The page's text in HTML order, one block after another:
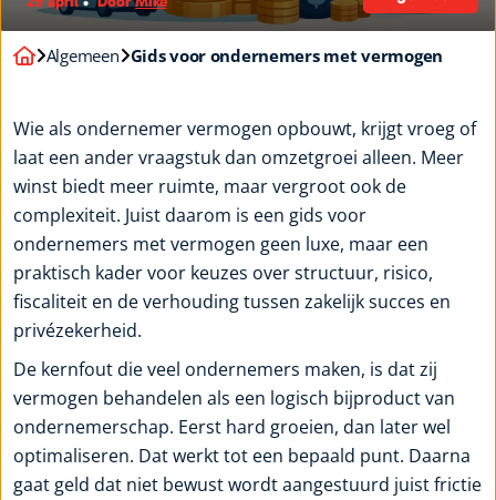
Algemeen Gids voor ondernemers met vermogen
Wie als ondernemer vermogen opbouwt, krijgt vroeg of
laat een ander vraagstuk dan omzetgroei alleen. Meer
winst biedt meer ruimte, maar vergroot ook de
complexiteit. Juist daarom is een gids voor
ondernemers met vermogen geen luxe, maar een
praktisch kader voor keuzes over structuur, risico,
fiscaliteit en de verhouding tussen zakelijk succes en
privézekerheid.
De kernfout die veel ondernemers maken, is dat zij
vermogen behandelen als een logisch bijproduct van
ondernemerschap. Eerst hard groeien, dan later wel
optimaliseren. Dat werkt tot een bepaald punt. Daarna
gaat geld dat niet bewust wordt aangestuurd juist frictie